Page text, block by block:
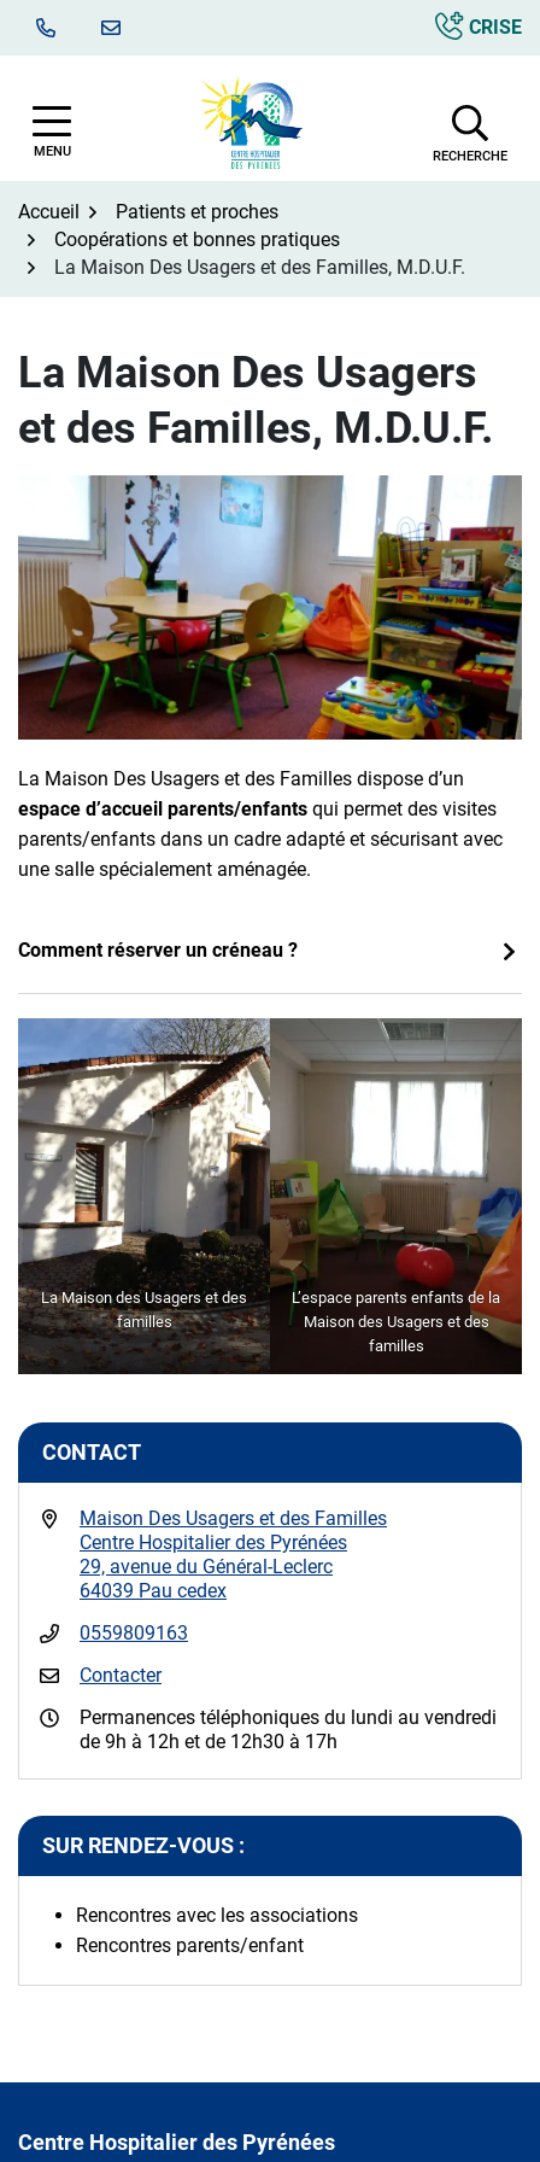
CRISE
MENU RECHERCHE
Accueil
Patients et proches
Coopérations et bonnes pratiques
La Maison Des Usagers et des Familles, M.D.U.F.
La Maison Des Usagers
et des Familles, M.D.U.F.
La Maison Des Usagers et des Familles dispose d’un
espace d’accueil parents/enfants qui permet des visites
parents/enfants dans un cadre adapté et sécurisant avec
une salle spécialement aménagée.
Comment réserver un créneau ?
La Maison des Usagers et des
familles
L’espace parents enfants de la
Maison des Usagers et des
familles
CONTACT
Maison Des Usagers et des Familles
Centre Hospitalier des Pyrénées
29, avenue du Général-Leclerc
64039 Pau cedex
0559809163
Contacter
Permanences téléphoniques du lundi au vendredi
de 9h à 12h et de 12h30 à 17h
SUR RENDEZ-VOUS :
Rencontres avec les associations
Rencontres parents/enfant
Centre Hospitalier des Pyrénées